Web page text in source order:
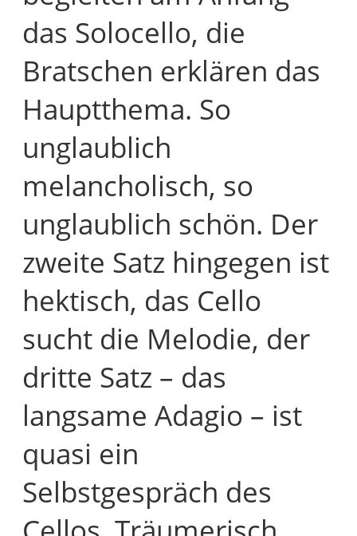
das Solocello, die
Bratschen erklären das
Hauptthema. So
unglaublich
melancholisch, so
unglaublich schön. Der
zweite Satz hingegen ist
hektisch, das Cello
sucht die Melodie, der
dritte Satz – das
langsame Adagio – ist
quasi ein
Selbstgespräch des